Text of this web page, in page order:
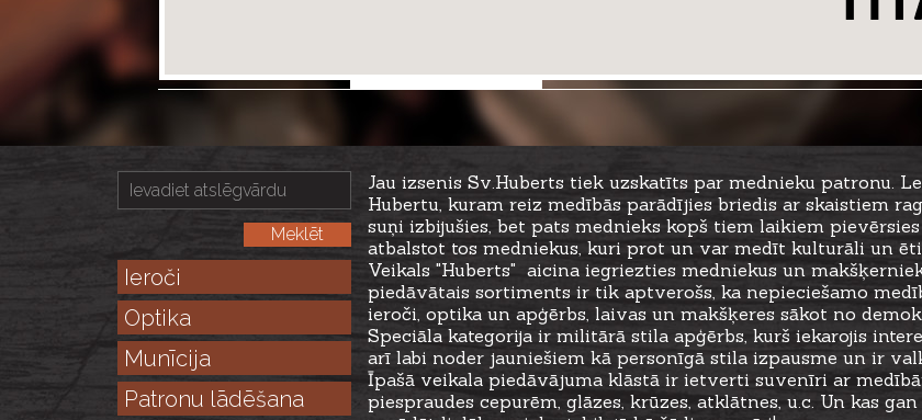
Ieroči
Optika
Munīcija
Patronu lādēšana
Jau izsenis Sv.Huberts tiek uzskatīts par mednieku patronu.
Hubertu, kuram reiz medībās parādījies briedis ar skaistiem
suņi izbijušies, bet pats mednieks kopš tiem laikiem
atbalstot tos medniekus, kuri prot un var medīt kulturāli un
Veikals "Huberts" aicina iegriezties medniekus un
piedāvātais sortiments ir tik aptverošs, ka nepieciešamo
ieroči, optika un apģērbs, laivas un makšķeres sākot no
Speciāla kategorija ir militārā stila apģērbs, kurš iekarojis
arī labi noder jauniešiem kā personīgā stila izpausme un ir
Īpašā veikala piedāvājuma klāstā ir ietverti suvenīri ar
piespraudes cepurēm, glāzes, krūzes, atklātnes, u.c. Un kas